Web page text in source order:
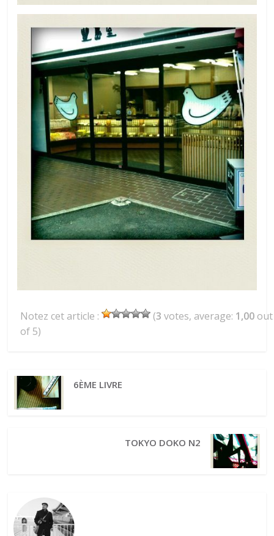
Notez cet article : (3 votes, average: 1,00 out
of 5)
6ÈME LIVRE
TOKYO DOKO N2